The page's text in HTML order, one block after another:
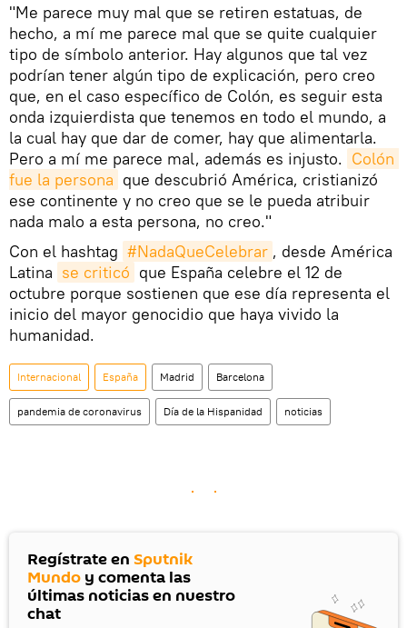
"Me parece muy mal que se retiren estatuas, de
hecho, a mí me parece mal que se quite cualquier
tipo de símbolo anterior. Hay algunos que tal vez
podrían tener algún tipo de explicación, pero creo
que, en el caso específico de Colón, es seguir esta
onda izquierdista que tenemos en todo el mundo, a
la cual hay que dar de comer, hay que alimentarla.
Pero a mí me parece mal, además es injusto. Colón
fue la persona que descubrió América, cristianizó
ese continente y no creo que se le pueda atribuir
nada malo a esta persona, no creo."
Con el hashtag #NadaQueCelebrar , desde América
Latina se criticó que España celebre el 12 de
octubre porque sostienen que ese día representa el
inicio del mayor genocidio que haya vivido la
humanidad.
Internacional España Madrid Barcelona
pandemia de coronavirus Día de la Hispanidad noticias
Regístrate en Sputnik
Mundo y comenta las
últimas noticias en nuestro
chat